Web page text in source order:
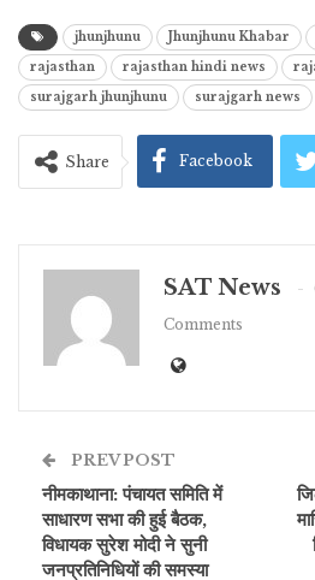
jhunjhunu Jhunjhunu Khabar
rajasthan
rajasthan hindi news
surajgarh jhunjhunu
surajgarh news
Share Facebook
SAT News
Comments
PREV POST
नीमकाथाना: पंचायत समिति में
साधारण सभा की हुई बैठक,
विधायक सुरेश मोदी ने सुनी
जनप्रतिनिधियों की समस्या